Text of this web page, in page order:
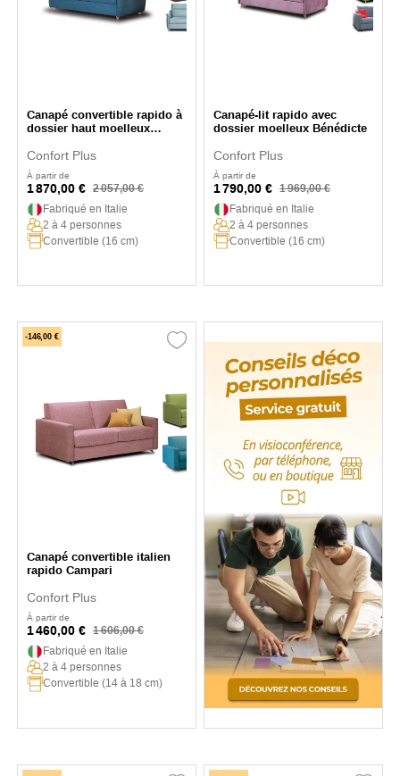
Canapé convertible rapido à
dossier haut moelleux
Confort Plus
À partir de
1 870,00 € 2 057,00 €
Fabriqué en Italie
2 à 4 personnes
Convertible (16 cm)
Canapé-lit rapido avec
dossier moelleux Bénédicte
Confort Plus
À partir de
1 790,00 € 1 969,00 €
Fabriqué en Italie
2 à 4 personnes
Convertible (16 cm)
-146,00 €
Canapé convertible italien
rapido Campari
Confort Plus
À partir de
1 460,00 € 1 606,00 €
Fabriqué en Italie
2 à 4 personnes
Convertible (14 à 18 cm)